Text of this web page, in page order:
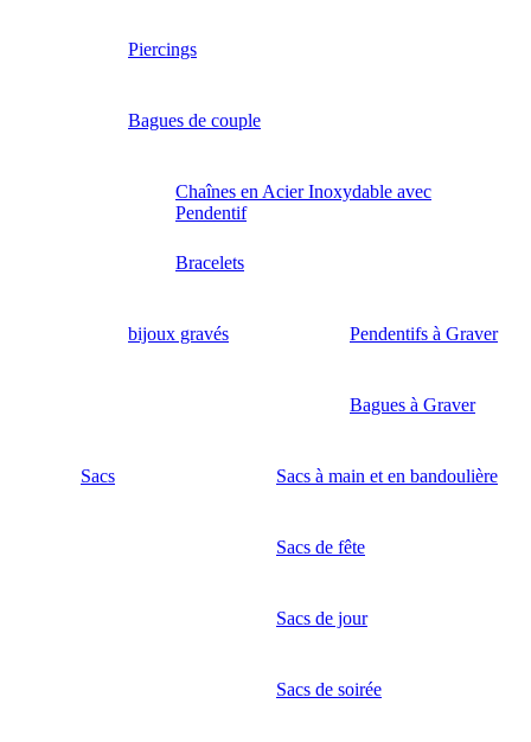
Piercings
Bagues de couple
Chaînes en Acier Inoxydable avec
Pendentif
Bracelets
bijoux gravés Pendentifs à Graver
Bagues à Graver
Sacs Sacs à main et en bandoulière
Sacs de fête
Sacs de jour
Sacs de soirée